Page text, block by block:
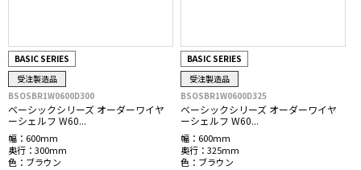
BASIC SERIES
受注製造品
BSOSBR1W0600D300
ベーシックシリーズ オーダーワイヤ
ーシェルフ W60...
幅： 600mm
奥行： 300mm
色： ブラウン
BASIC SERIES
受注製造品
BSOSBR1W0600D325
ベーシックシリーズ オーダーワイヤ
ーシェルフ W60...
幅： 600mm
奥行： 325mm
色： ブラウン